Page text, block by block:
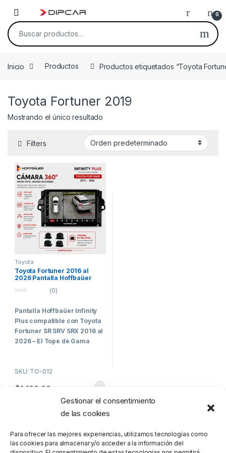
Gestionar el consentimiento
de las cookies
Para ofrecer las mejores experiencias, utilizamos tecnologías como
las cookies para almacenar y/o acceder a la información del
0
Buscar por:
Inicio Productos Productos etiquetados “Toyota
Toyota Fortuner 2019
Mostrando el único resultado
Filters
Toyota
Toyota Fortuner 2016 al
2026 Pantalla Hoffbaüer
Android Auto
u
t
o
f
5
(0)
Pantalla Hoffbaüer Infinity
Plus compatible con Toyota
Fortuner SR SRV SRX 2016 al
2026 – El Tope de Gama
tecnología, integración y
rendimiento disponible
Hoffmann.
Diseñada específicamente
SKU: TO-012
$1,100.00
Mostrando el único resultado